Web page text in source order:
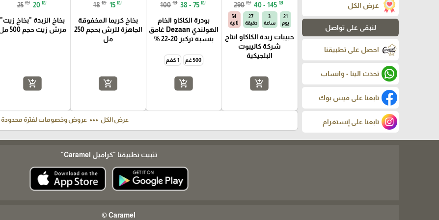
عرض الكل
لنبقى على تواصل
احصل على تطبيقنا
تحدث الينا - واتساب
تابعنا على فيس بوك
تابعنا على إنستغرام
290 ₪ 40 - 145 ₪
21
يوم
3
ساعة
27
دقيقة
53
ثانية
حبيبات زبدة الكاكاو انتاج
شركة كاليبوت
البلجيكية
add_shopping_cart
100 ₪ 38 - 75 ₪
بودرة الكاكاو الخام
الهولندي Dezaan غامق
بنسبة تركيز 20-22 %
500 غم 1 كغم
add_shopping_cart
18 ₪ 15 ₪
بخاخ كريما المخفوقة
الجاهزة للرش بحجم 250
مل
add_shopping_cart
25 ₪ 20 ₪
بخاخ الزبدة "بخاخ زيت"
مرش زيت حجم 500 مل
add_shopping_cart
عرض الكل more_horiz عروض وخصومات لفترة محدودة
تثبيت تطبيقنا "كراميل Caramel"
Caramel ©